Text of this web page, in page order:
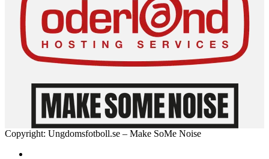
Copyright: Ungdomsfotboll.se – Make SoMe Noise